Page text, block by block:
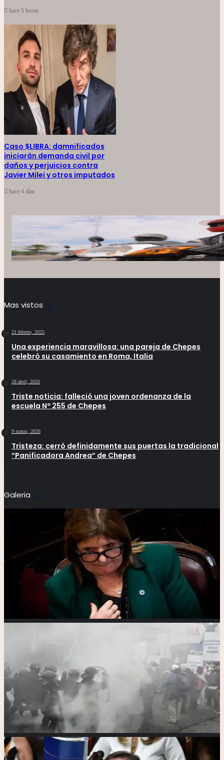
hace 5 horas
Caso $LIBRA: damnificados
iniciarán demanda civil por
daños y perjuicios contra
Javier Milei y otros imputados
hace 4 días
Mas vistos
21 febrero, 2025
Una experiencia maravillosa: una pareja de Chepes
celebró su casamiento en Roma, Italia
28 abril, 2026
Triste noticia: falleció una joven ordenanza de la
escuela Nº 255 de Chepes
9 marzo, 2026
Tristeza: cerró definidamente sus puertas la tradicional
“Panificadora Andrea” de Chepes
Galeria